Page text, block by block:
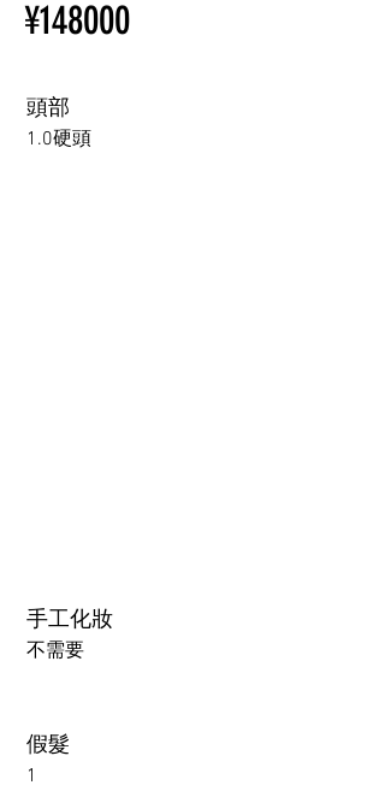
ラブドール購入前に知ってお
Ordering
Other configurations are related
Beginner’s Purchase Guide
¥148000
頭部
1.0硬頭
手工化妝
不需要
假髮
1